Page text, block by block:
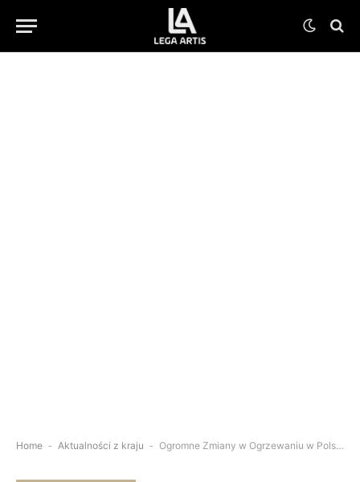
Home - Aktualności z kraju - Ogromne Zmiany w Ogrzewaniu w Polsce. Unia chce nowych przepisów